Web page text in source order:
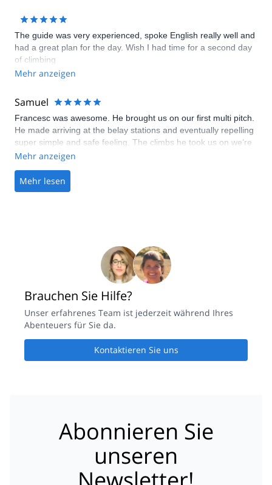
The guide was very experienced, spoke English really well and
had a great plan for the day. Wish I had time for a second day
of climbing
Mehr anzeigen
Samuel
Francesc was awesome. He brought us on our first multi pitch.
He made arriving at the belay stations and eventually repelling
super simple and safe feeling. The climbs he took us on we’re
awesome and would have taken us hours to find if we just
was in Spanish) Definitely the highlight of our honeymoon.
Mehr anzeigen
Mehr lesen
Brauchen Sie Hilfe?
Unser erfahrenes Team ist jederzeit während Ihres
Abenteuers für Sie da.
Kontaktieren Sie uns
Abonnieren Sie
unseren